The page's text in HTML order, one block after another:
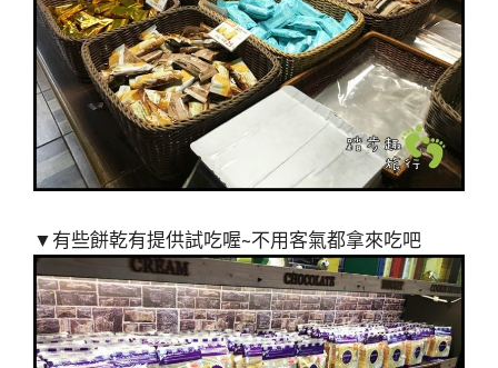
▼有些餅乾有提供試吃喔~不用客氣都拿來吃吧